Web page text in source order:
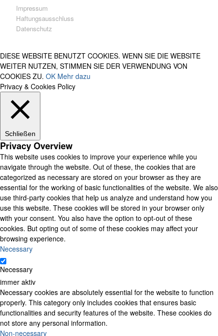
Impressum
Haftungsausschluss
Datenschutz
DIESE WEBSITE BENUTZT COOKIES. WENN SIE DIE WEBSITE
WEITER NUTZEN, STIMMEN SIE DER VERWENDUNG VON
COOKIES ZU. OK Mehr dazu
Privacy & Cookies Policy
Schließen
Privacy Overview
This website uses cookies to improve your experience while you
navigate through the website. Out of these, the cookies that are
categorized as necessary are stored on your browser as they are
essential for the working of basic functionalities of the website. We also
use third-party cookies that help us analyze and understand how you
use this website. These cookies will be stored in your browser only
with your consent. You also have the option to opt-out of these
cookies. But opting out of some of these cookies may affect your
browsing experience.
Necessary
Necessary
immer aktiv
Necessary cookies are absolutely essential for the website to function
properly. This category only includes cookies that ensures basic
functionalities and security features of the website. These cookies do
not store any personal information.
Non-necessary